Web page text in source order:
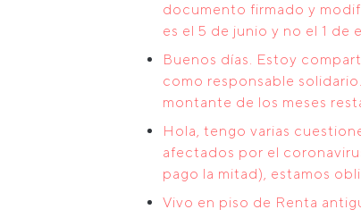
documento firmado y
es el 5 de junio y no el 1 de
Buenos días. Estoy
como responsable
montante de los meses
Hola, tengo varias
afectados por el
pago la mitad), estamos
Vivo en piso de Renta